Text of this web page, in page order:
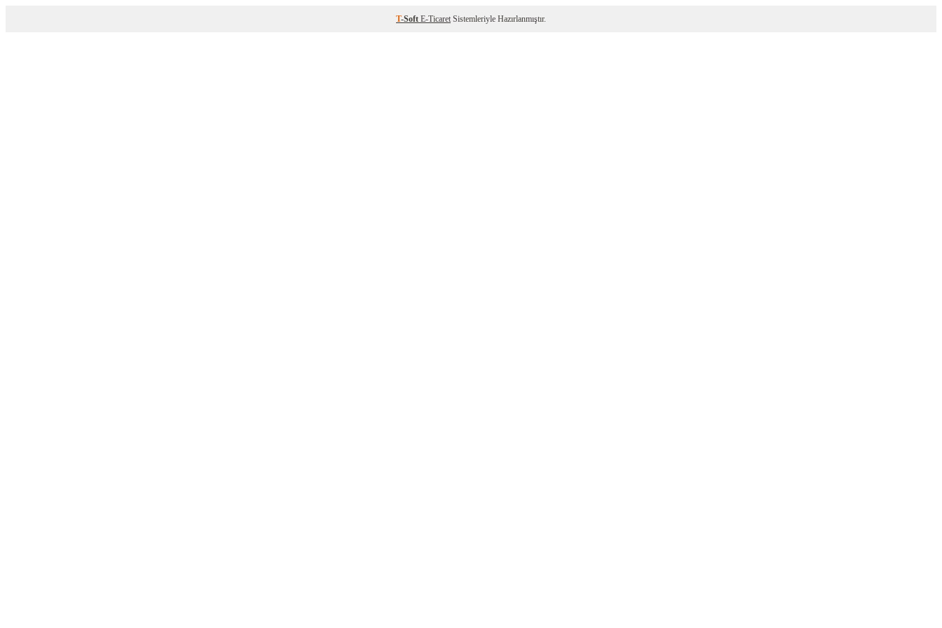
T-Soft E-Ticaret Sistemleriyle Hazırlanmıştır.